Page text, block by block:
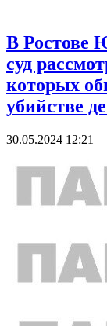
В Ростове
суд
которых
убийстве
30.05.2024 12:21